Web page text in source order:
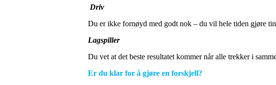
Driv
Du er ikke fornøyd med godt nok – du vil hele tiden gjøre
Lagspiller
Du vet at det beste resultatet kommer når alle trekker i
Er du klar for å gjøre en forskjell?